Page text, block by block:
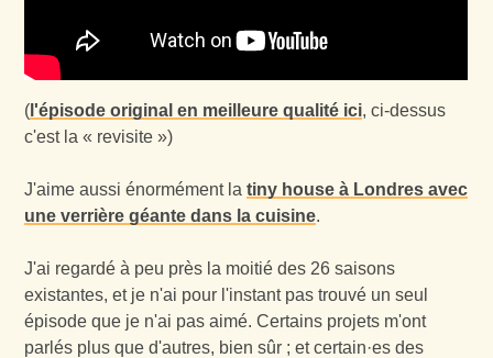
( l'épisode original en meilleure qualité ici, ci-dessus
c'est la « revisite »)
J'aime aussi énormément latiny house à Londres avec
une verrière géante dans la cuisine.
J'ai regardé à peu près la moitié des 26 saisons
existantes, et je n'ai pour l'instant pas trouvé un seul
épisode que je n'ai pas aimé. Certains projets m'ont
parlés plus que d'autres, bien sûr ; et certain·es des